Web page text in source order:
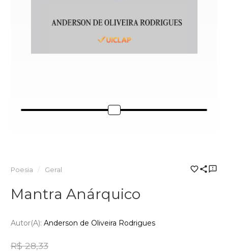
Poesia Geral
Mantra Anárquico
Autor(a): Anderson de Oliveira Rodrigues
R$ 28,33